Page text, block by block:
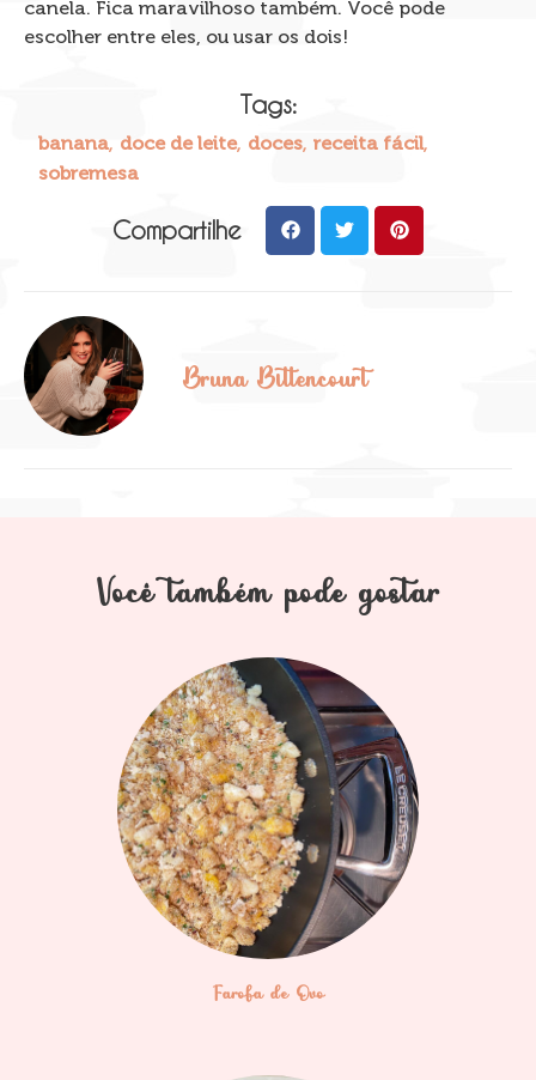
canela. Fica maravilhoso também. Você pode
escolher entre eles, ou usar os dois!
Tags:
banana, doce de leite, doces, receita fácil,
sobremesa
Compartilhe
Bruna Bittencourt
Você também pode gostar
Farofa de Ovo